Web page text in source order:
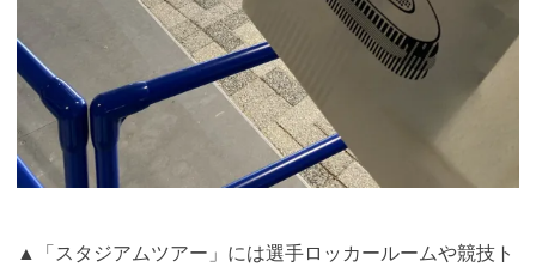
▲「スタジアムツアー」には選手ロッカールームや競技ト